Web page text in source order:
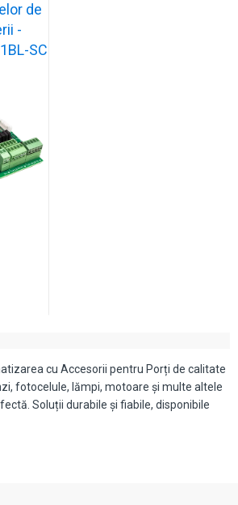
de
-
SC
cu Accesorii pentru Porți de calitate
fotocelule, lămpi, motoare și multe altele
Soluții durabile și fiabile, disponibile